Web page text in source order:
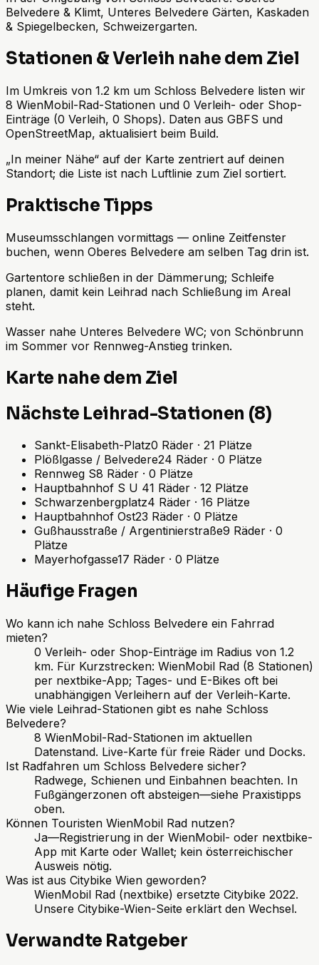
Belvedere & Klimt, Unteres Belvedere Gärten, Kaskaden
& Spiegelbecken, Schweizergarten.
Stationen & Verleih nahe dem Ziel
Im Umkreis von 1.2 km um Schloss Belvedere listen wir
8 WienMobil-Rad-Stationen und 0 Verleih- oder Shop-
Einträge (0 Verleih, 0 Shops). Daten aus GBFS und
OpenStreetMap, aktualisiert beim Build.
„In meiner Nähe“ auf der Karte zentriert auf deinen
Standort; die Liste ist nach Luftlinie zum Ziel sortiert.
Praktische Tipps
Museumsschlangen vormittags — online Zeitfenster
buchen, wenn Oberes Belvedere am selben Tag drin ist.
Gartentore schließen in der Dämmerung; Schleife
planen, damit kein Leihrad nach Schließung im Areal
steht.
Wasser nahe Unteres Belvedere WC; von Schönbrunn
im Sommer vor Rennweg-Anstieg trinken.
Karte nahe dem Ziel
Nächste Leihrad-Stationen (8)
Sankt-Elisabeth-Platz0 Räder · 21 Plätze
Plößlgasse / Belvedere24 Räder · 0 Plätze
Rennweg S8 Räder · 0 Plätze
Hauptbahnhof S U 41 Räder · 12 Plätze
Schwarzenbergplatz4 Räder · 16 Plätze
Hauptbahnhof Ost23 Räder · 0 Plätze
Gußhausstraße / Argentinierstraße9 Räder · 0
Plätze
Mayerhofgasse17 Räder · 0 Plätze
Häufige Fragen
Wo kann ich nahe Schloss Belvedere ein Fahrrad
mieten?
0 Verleih- oder Shop-Einträge im Radius von 1.2
km. Für Kurzstrecken: WienMobil Rad (8 Stationen)
per nextbike-App; Tages- und E-Bikes oft bei
unabhängigen Verleihern auf der Verleih-Karte.
Wie viele Leihrad-Stationen gibt es nahe Schloss
Belvedere?
8 WienMobil-Rad-Stationen im aktuellen
Datenstand. Live-Karte für freie Räder und Docks.
Ist Radfahren um Schloss Belvedere sicher?
Radwege, Schienen und Einbahnen beachten. In
Fußgängerzonen oft absteigen—siehe Praxistipps
oben.
Können Touristen WienMobil Rad nutzen?
Ja—Registrierung in der WienMobil- oder nextbike-
App mit Karte oder Wallet; kein österreichischer
Ausweis nötig.
Was ist aus Citybike Wien geworden?
WienMobil Rad (nextbike) ersetzte Citybike 2022.
Unsere Citybike-Wien-Seite erklärt den Wechsel.
Verwandte Ratgeber